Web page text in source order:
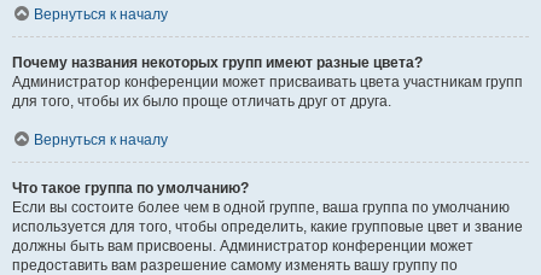
Вернуться к началу
Почему названия некоторых групп имеют разные цвета?
Администратор конференции может присваивать цвета участникам групп
для того, чтобы их было проще отличать друг от друга.
Вернуться к началу
Что такое группа по умолчанию?
Если вы состоите более чем в одной группе, ваша группа по умолчанию
используется для того, чтобы определить, какие групповые цвет и звание
должны быть вам присвоены. Администратор конференции может
предоставить вам разрешение самому изменять вашу группу по